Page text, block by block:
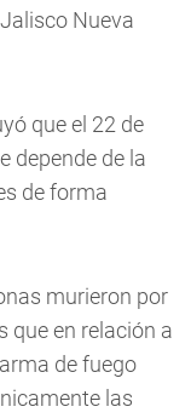
Nueva
que el 22 de
depende de la
de forma
murieron por
que en relación a
de fuego
las